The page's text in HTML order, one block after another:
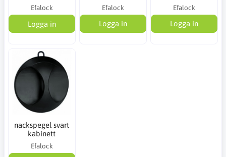
Efalock
Logga in
Efalock
Logga in
Efalock
Logga in
nackspegel svart
kabinett
Efalock